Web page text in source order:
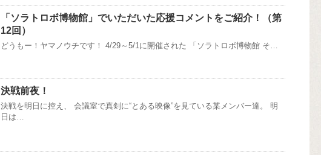
「ソラトロボ博物館」でいただいた応援コメントをご紹介！（第
12回）
どうもー！ヤマノウチです！ 4/29～5/1に開催された 「ソラトロボ博物館 そ…
決戦前夜！
決戦を明日に控え、 会議室で真剣に“とある映像”を見ている某メンバー達。 明
日は…